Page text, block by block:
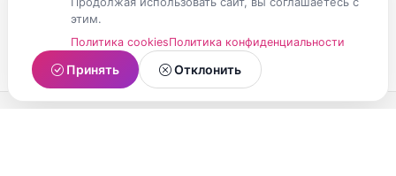
этим.
Политика cookiesПолитика конфиденциальности
Принять Отклонить